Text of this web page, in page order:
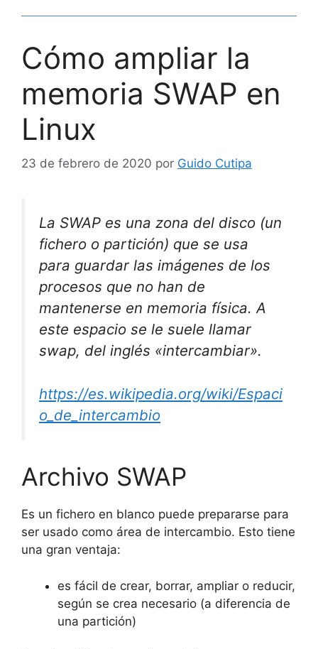
Cómo ampliar la
memoria SWAP en
Linux
23 de febrero de 2020 por Guido Cutipa
La SWAP es una zona del disco (un
fichero o partición) que se usa
para guardar las imágenes de los
procesos que no han de
mantenerse en memoria física. A
este espacio se le suele llamar
swap, del inglés «intercambiar».
https://es.wikipedia.org/wiki/Espaci
o_de_intercambio
Archivo SWAP
Es un fichero en blanco puede prepararse para
ser usado como área de intercambio. Esto tiene
una gran ventaja:
es fácil de crear, borrar, ampliar o reducir,
según se crea necesario (a diferencia de
una partición)